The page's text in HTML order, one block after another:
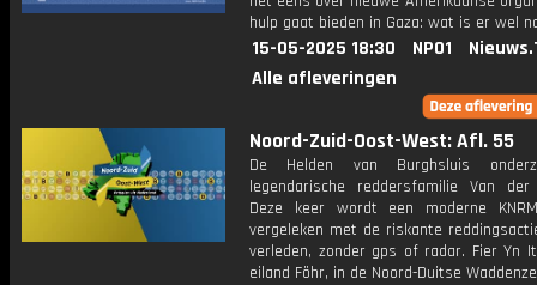
hulp gaat bieden in Gaza: wat is er wel
15-05-2025 18:30 NPO1
Alle afleveringen
Noord-Zuid-Oost-West: Afl. 55
De Helden van Burghsluis
legendarische reddersfamilie Van der
Deze keer wordt een moderne
vergeleken met de riskante
verleden, zonder gps of radar. Fier Yn
eiland Föhr, in de Noord-Duitse